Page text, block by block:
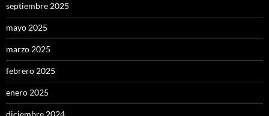
septiembre 2025
mayo 2025
marzo 2025
febrero 2025
enero 2025